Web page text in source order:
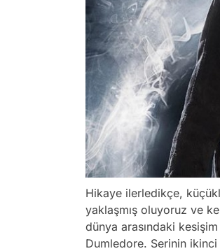
Hikaye ilerledikçe,
yaklaşmış oluyoruz ve
dünya arasındaki
Dumledore. Serinin